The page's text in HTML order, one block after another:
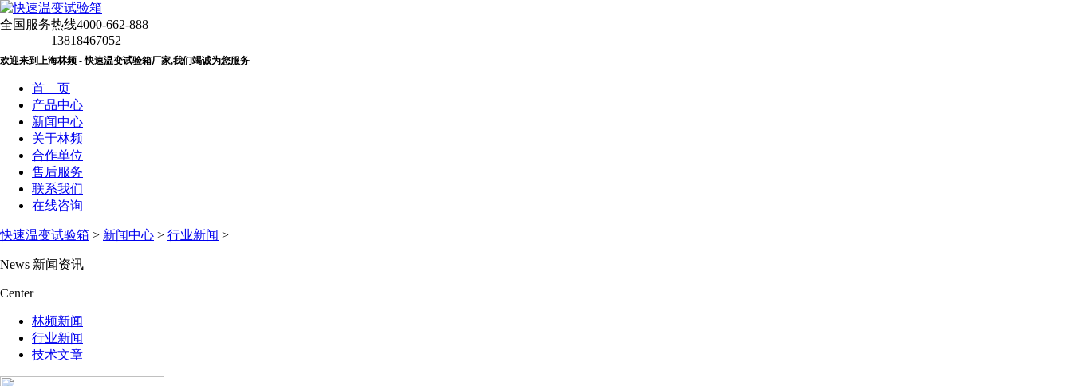
全国服务热线4000-662-888
13818467052
欢迎来到上海林频 - 快速温变试验箱厂家,我们竭诚为您服务
首 页
产品中心
新闻中心
关于林频
合作单位
售后服务
联系我们
在线咨询
快速温变试验箱 > 新闻中心 > 行业新闻 >
News 新闻资讯
Center
林频新闻
行业新闻
技术文章